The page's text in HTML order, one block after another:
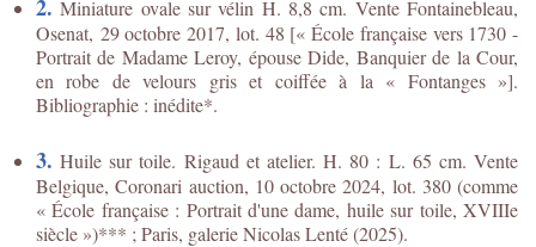
2. Miniature ovale sur vélin H. 8,8 cm. Vente Fontainebleau,
Osenat, 29 octobre 2017, lot. 48 [« École française vers 1730 -
Portrait de Madame Leroy, épouse Dide, Banquier de la Cour,
en robe de velours gris et coiffée à la « Fontanges »].
Bibliographie : inédite*.
3. Huile sur toile. Rigaud et atelier. H. 80 : L. 65 cm. Vente
Belgique, Coronari auction, 10 octobre 2024, lot. 380 (comme
« École française : Portrait d'une dame, huile sur toile, XVIIIe
siècle »)*** ; Paris, galerie Nicolas Lenté (2025).